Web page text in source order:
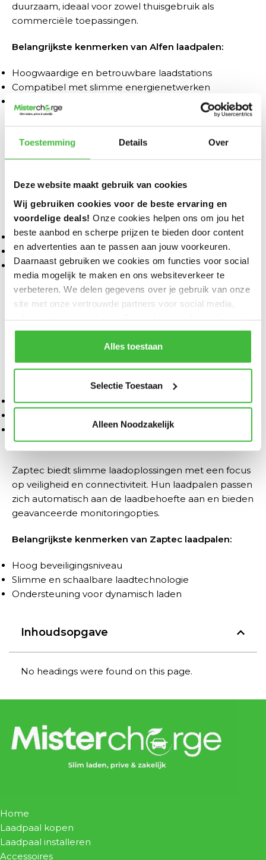
Toestemming Details Over
Deze website maakt gebruik van cookies
Wij gebruiken cookies voor de beste ervaring en
voordelige deals! Onze cookies helpen ons om jou het
beste aanbod en scherpe prijzen te bieden door content
en advertenties aan te passen aan jouw voorkeuren.
Daarnaast gebruiken we cookies om functies voor social
media mogelijk te maken en ons websiteverkeer te
verbeteren. We delen gegevens over je gebruik van onze
site met onze vertrouwde partners voor social media,
met andere gegevens om jou een nog betere,
gepersonaliseerde ervaring te bieden.
Alles toestaan
Selectie Toestaan
Alleen Noodzakelijk
duurzaam, ideaal voor zowel thuisgebruik als
commerciële toepassingen.
Belangrijkste kenmerken van Alfen laadpalen:
Hoogwaardige en betrouwbare laadstations
Compatibel met slimme energienetwerken
Ondersteuning voor load balancing
Ratio laadpalen – Veelzijdig en betrouwbaar
Ratio biedt flexibele laadoplossingen die compatibel
zijn met verschillende EV-modellen. Dit merk staat
laadpalen.
Belangrijkste kenmerken van Ratio laadpalen:
Plug & Charge functionaliteit
Weerbestendig en duurzaam ontwerp
Breed scala aan aansluitmogelijkheden
Wallbox laadpalen – Innovatief en slim
Wallbox ontwikkelt laadstations met geavanceerde
energiemanagementsystemen. Hun slimme
laadpalen bieden gebruikers de mogelijkheid om
hun energieverbruik efficiënt te beheren.
Geïntegreerde energiemanagementopties
Draadloze bediening via een mobiele app
Zaptec laadpalen – Efficiënt en veilig
Zaptec biedt slimme laadoplossingen met een focus
op veiligheid en connectiviteit. Hun laadpalen passen
zich automatisch aan de laadbehoefte aan en bieden
geavanceerde monitoringopties.
Belangrijkste kenmerken van Zaptec laadpalen:
Hoog beveiligingsniveau
Slimme en schaalbare laadtechnologie
Ondersteuning voor dynamisch laden
Inhoudsopgave
No headings were found on this page.
Home
Laadpaal kopen
Laadpaal installeren
Accessoires